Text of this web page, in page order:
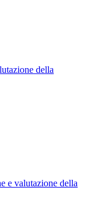
della
e valutazione della